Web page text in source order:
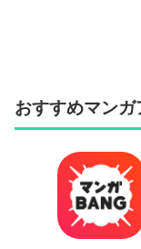
おすすめマン